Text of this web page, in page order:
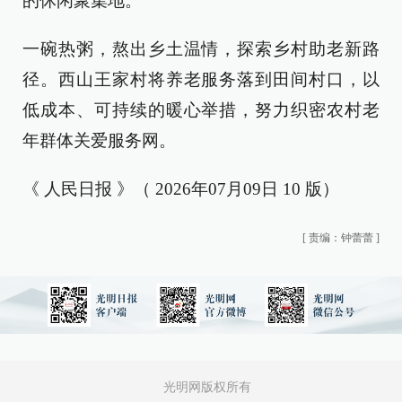
一碗热粥，熬出乡土温情，探索乡村助老新路
径。西山王家村将养老服务落到田间村口，以
低成本、可持续的暖心举措，努力织密农村老
年群体关爱服务网。
《 人民日报 》（ 2026年07月09日 10 版）
[ 责编：钟蕾蕾 ]
光明网版权所有